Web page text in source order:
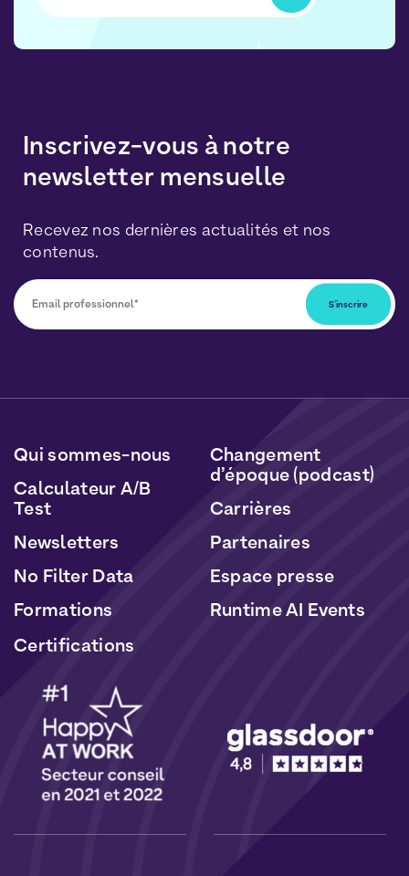
Inscrivez-vous à notre
newsletter mensuelle
Recevez nos dernières actualités et nos
contenus.
et deCookies
Qui sommes-nous
Calculateur A/B
Test
Newsletters
No Filter Data
Formations
Changement
d’époque (podcast)
Carrières
Partenaires
Espace presse
Runtime AI Events
Certifications